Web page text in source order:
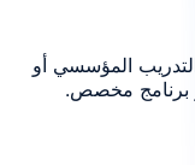
المؤسسي أو
برنامج مخصص.